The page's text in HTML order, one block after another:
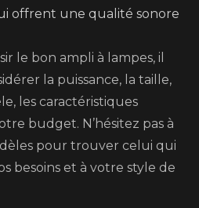
offrent une qualité sonore
le bon ampli à lampes, il
la puissance, la taille,
les caractéristiques
budget. N’hésitez pas à
pour trouver celui qui
besoins et à votre style de